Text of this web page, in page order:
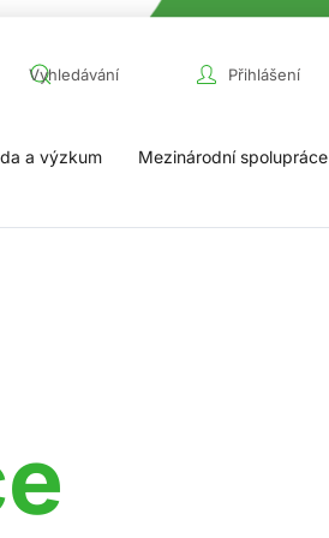
Přihlášení
a výzkum Mezinárodní spolupráce